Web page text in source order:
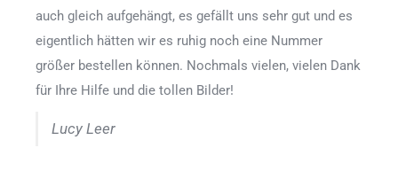
auch gleich aufgehängt, es gefällt uns sehr gut und es
eigentlich hätten wir es ruhig noch eine Nummer
größer bestellen können. Nochmals vielen, vielen Dank
für Ihre Hilfe und die tollen Bilder!
Lucy Leer